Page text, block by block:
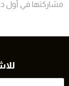
مشاركتها في أول